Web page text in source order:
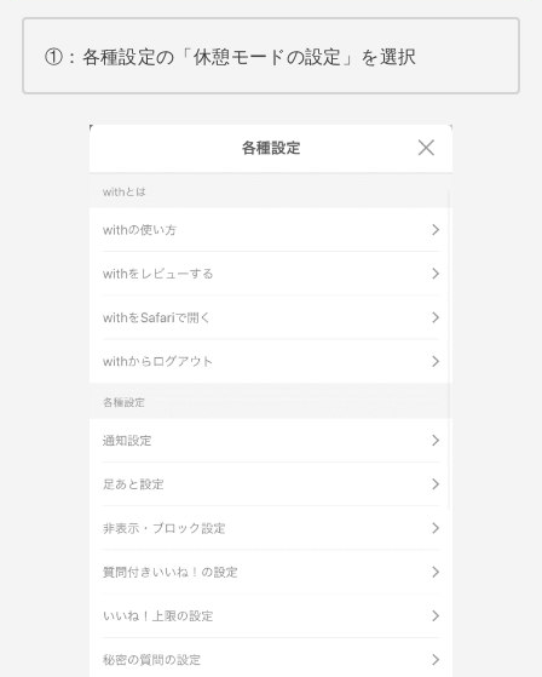
①：各種設定の「休憩モードの設定」を選択